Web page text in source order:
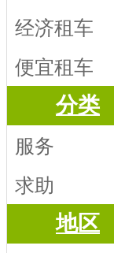
经济租车
便宜租车
分类
服务
求助
地区